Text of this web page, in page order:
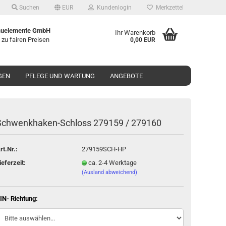
Suchen EUR Kundenlogin
erstellen
vergessen?
Merkzettel
GmbH
fairen Preisen
Ihr Warenkorb
0,00 EUR
PFLEGE UND WARTUNG ANGEBOTE
​Schloss 279159 / 279160
279159SCH-HP
ca. 2-4 Werktage
(Ausland abweichend)
Richtung: